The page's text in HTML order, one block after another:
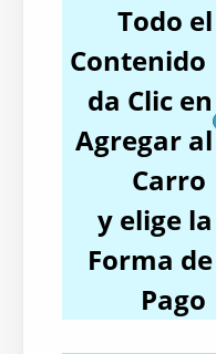
Todo el
Contenido
da Clic en
Agregar al
Carro
y elige la
Forma de
Pago